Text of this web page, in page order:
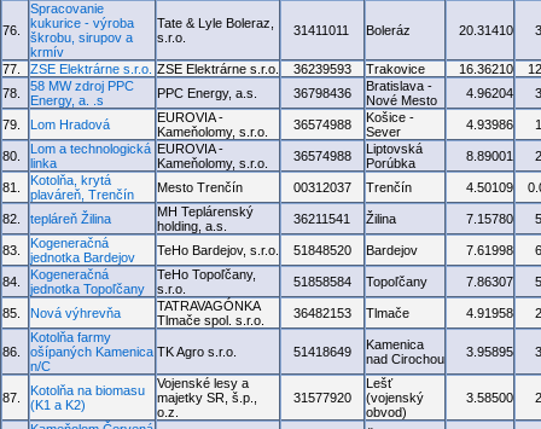
76.
Spracovanie
kukurice - výroba
škrobu, sirupov a
krmív
Tate & Lyle Boleraz,
s.r.o.
31411011 Boleráz 20.31410
77. ZSE Elektrárne s.r.o. ZSE Elektrárne s.r.o. 36239593 Trakovice 16.36210
78.
58 MW zdroj PPC
Energy, a. .s
PPC Energy, a.s. 36798436
Bratislava -
Nové Mesto
4.96204
79. Lom Hradová
EUROVIA -
Kameňolomy, s.r.o.
36574988
Košice -
Sever
4.93986
80.
Lom a technologická
linka
EUROVIA -
Kameňolomy, s.r.o.
36574988
Liptovská
Porúbka
8.89001
81.
Kotolňa, krytá
plaváreň, Trenčín
Mesto Trenčín 00312037 Trenčín 4.50109
82. tepláreň Žilina
MH Teplárenský
holding, a.s.
36211541 Žilina 7.15780
83.
Kogeneračná
jednotka Bardejov
TeHo Bardejov, s.r.o. 51848520 Bardejov 7.61998
84.
Kogeneračná
jednotka Topoľčany
TeHo Topoľčany,
s.r.o.
51858584 Topoľčany 7.86307
85. Nová výhrevňa
TATRAVAGÓNKA
Tlmače spol. s.r.o.
36482153 Tlmače 4.91958
86.
Kotolňa farmy
ošípaných Kamenica
n/C
TK Agro s.r.o. 51418649
Kamenica
nad Cirochou
3.95895
87.
Kotolňa na biomasu
(K1 a K2)
Vojenské lesy a
majetky SR, š.p.,
o.z.
31577920
Lešť
(vojenský
obvod)
3.58500